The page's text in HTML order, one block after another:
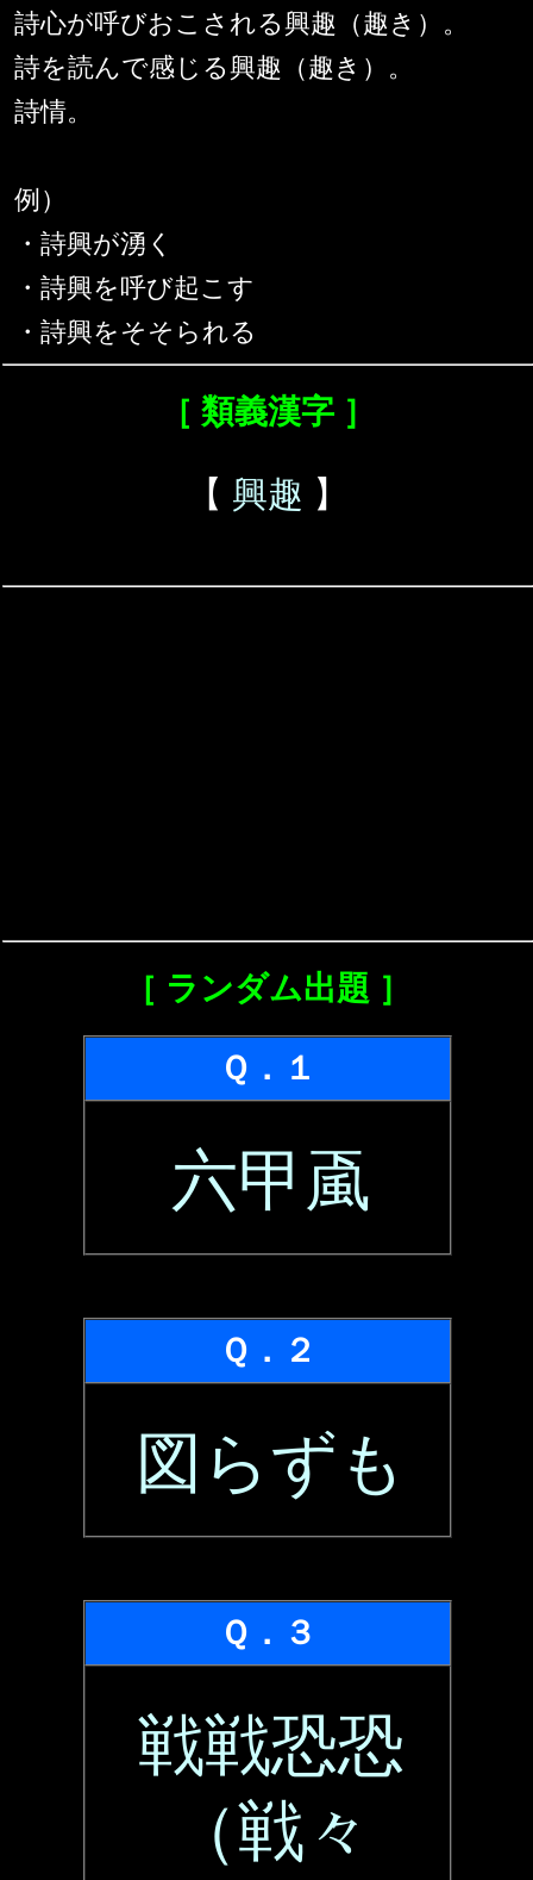
詩心が呼びおこされる興趣（趣き）。
詩を読んで感じる興趣（趣き）。
詩情。
例）
・詩興が湧く
・詩興を呼び起こす
・詩興をそそられる
［ 類義漢字 ］
【 興趣 】
［ ランダム出題 ］
Ｑ．１
六甲颪
Ｑ．２
図らずも
Ｑ．３
戦戦恐恐
（戦々